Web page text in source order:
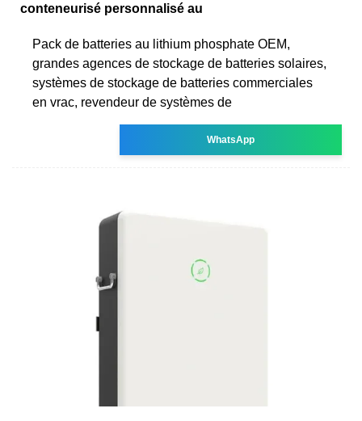
conteneurisé personnalisé au
Pack de batteries au lithium phosphate OEM,
grandes agences de stockage de batteries solaires,
systèmes de stockage de batteries commerciales
en vrac, revendeur de systèmes de
WhatsApp